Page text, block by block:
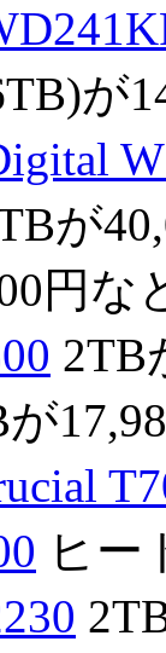
が
が
円な
2TB
ヒー